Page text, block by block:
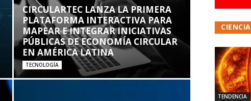
CIRCULARTEC LANZA LA PRIMERA
PLATAFORMA INTERACTIVA PARA
MAPEAR E INTEGRAR INICIATIVAS
PÚBLICAS DE ECONOMÍA CIRCULAR
EN AMÉRICA LATINA
TECNOLOGÍA
CIENCIA
TENDENCIA